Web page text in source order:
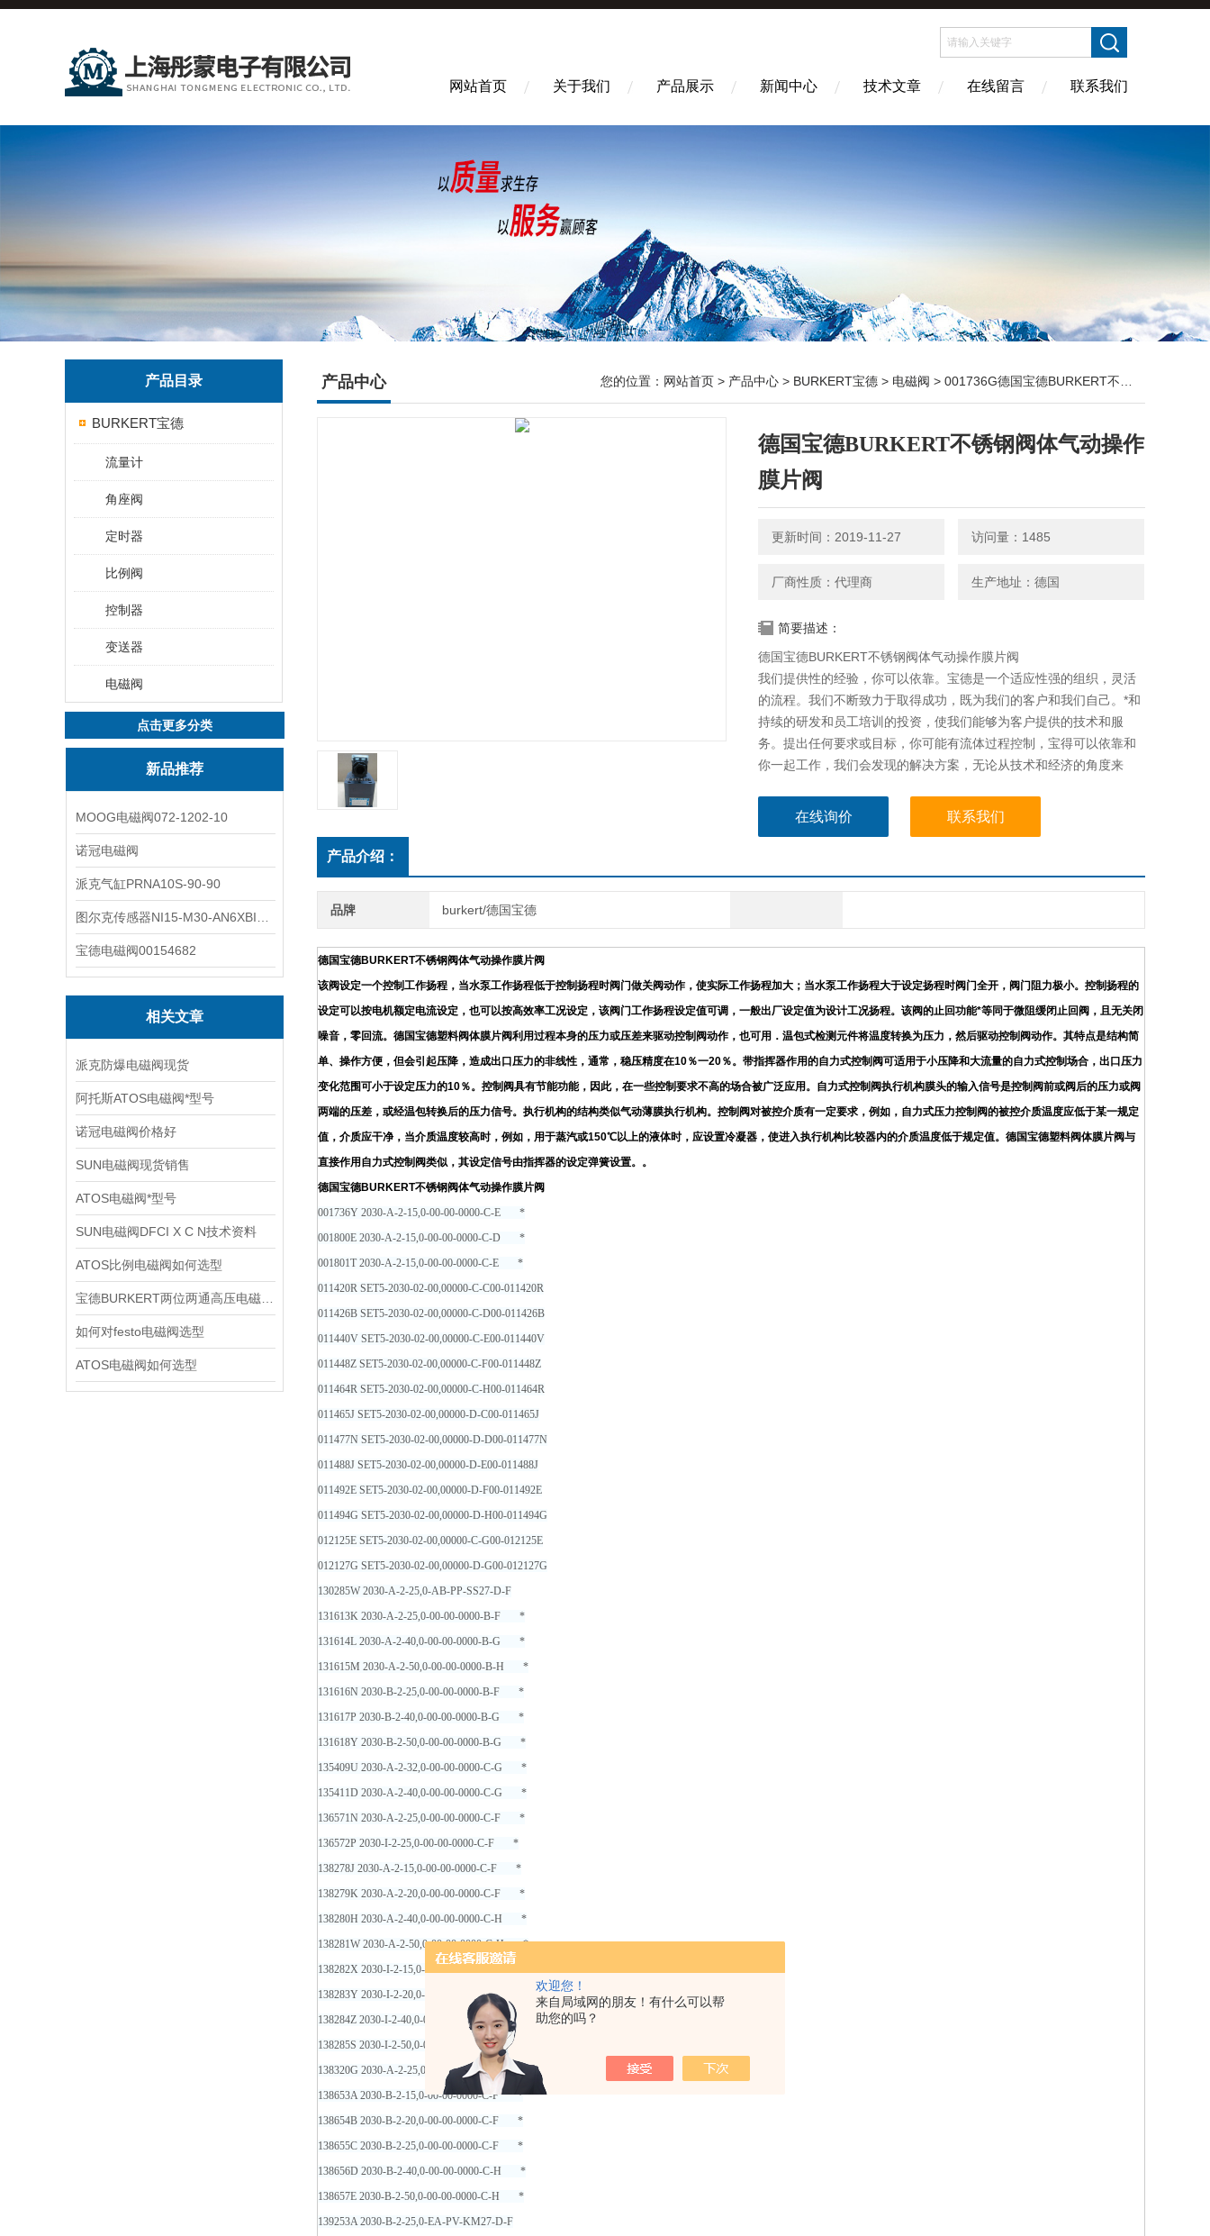
欢迎您！
来自局域网的朋友！有什么可以帮
助您的吗？
网站首页 关于我们 产品展示 新闻中心 技术文章 在线留言 联系我们
产品目录
BURKERT宝德
流量计
角座阀
定时器
比例阀
控制器
变送器
电磁阀
点击更多分类
新品推荐
MOOG电磁阀072-1202-10
诺冠电磁阀
派克气缸PRNA10S-90-90
宝德电磁阀00154682
相关文章
派克防爆电磁阀现货
阿托斯ATOS电磁阀*型号
诺冠电磁阀价格好
SUN电磁阀现货销售
ATOS电磁阀*型号
SUN电磁阀DFCI X C N技术资料
ATOS比例电磁阀如何选型
如何对festo电磁阀选型
ATOS电磁阀如何选型
产品中心 您的位置： 网站首页 > 产品中心 > BURKERT宝德 > 电磁阀 > 001736G德国宝德BURKERT不锈钢阀体气动操作膜片阀
德国宝德BURKERT不锈钢阀体气动操作
膜片阀
更新时间：2019-11-27 访问量：1485
厂商性质：代理商 生产地址：德国
简要描述：
德国宝德BURKERT不锈钢阀体气动操作膜片阀
我们提供性的经验，你可以依靠。宝德是一个适应性强的组织，灵活
的流程。我们不断致力于取得成功，既为我们的客户和我们自己。*和
持续的研发和员工培训的投资，使我们能够为客户提供的技术和服
务。提出任何要求或目标，你可能有流体过程控制，宝得可以依靠和
你一起工作，我们会发现的解决方案，无论从技术和经济的角度来
在线询价 联系我们
产品介绍：
品牌 burkert/德国宝德
德国宝德BURKERT不锈钢阀体气动操作膜片阀
该阀设定一个控制工作扬程，当水泵工作扬程低于控制扬程时阀门做关阀动作，使实际工作扬程加大；当水泵工作扬程大于设定扬程时阀门全开，阀门阻力极小。控制扬程的
设定可以按电机额定电流设定，也可以按高效率工况设定，该阀门工作扬程设定值可调，一般出厂设定值为设计工况扬程。该阀的止回功能*等同于微阻缓闭止回阀，且无关闭
噪音，零回流。德国宝德塑料阀体膜片阀利用过程本身的压力或压差来驱动控制阀动作，也可用．温包式检测元件将温度转换为压力，然后驱动控制阀动作。其特点是结构简
单、操作方便，但会引起压降，造成出口压力的非线性，通常，稳压精度在10％一20％。带指挥器作用的自力式控制阀可适用于小压降和大流量的自力式控制场合，出口压力
变化范围可小于设定压力的10％。控制阀具有节能功能，因此，在一些控制要求不高的场合被广泛应用。自力式控制阀执行机构膜头的输入信号是控制阀前或阀后的压力或阀
两端的压差，或经温包转换后的压力信号。执行机构的结构类似气动薄膜执行机构。控制阀对被控介质有一定要求，例如，自力式压力控制阀的被控介质温度应低于某一规定
值，介质应干净，当介质温度较高时，例如，用于蒸汽或150℃以上的液体时，应设置冷凝器，使进入执行机构比较器内的介质温度低于规定值。德国宝德塑料阀体膜片阀与
直接作用自力式控制阀类似，其设定信号由指挥器的设定弹簧设置。。
德国宝德BURKERT不锈钢阀体气动操作膜片阀
001736Y 2030-A-2-15,0-00-00-0000-C-E *
001800E 2030-A-2-15,0-00-00-0000-C-D *
001801T 2030-A-2-15,0-00-00-0000-C-E *
011420R SET5-2030-02-00,00000-C-C00-011420R
011426B SET5-2030-02-00,00000-C-D00-011426B
011440V SET5-2030-02-00,00000-C-E00-011440V
011448Z SET5-2030-02-00,00000-C-F00-011448Z
011464R SET5-2030-02-00,00000-C-H00-011464R
011465J SET5-2030-02-00,00000-D-C00-011465J
011477N SET5-2030-02-00,00000-D-D00-011477N
011488J SET5-2030-02-00,00000-D-E00-011488J
011492E SET5-2030-02-00,00000-D-F00-011492E
011494G SET5-2030-02-00,00000-D-H00-011494G
012125E SET5-2030-02-00,00000-C-G00-012125E
012127G SET5-2030-02-00,00000-D-G00-012127G
130285W 2030-A-2-25,0-AB-PP-SS27-D-F
131613K 2030-A-2-25,0-00-00-0000-B-F *
131614L 2030-A-2-40,0-00-00-0000-B-G *
131615M 2030-A-2-50,0-00-00-0000-B-H *
131616N 2030-B-2-25,0-00-00-0000-B-F *
131617P 2030-B-2-40,0-00-00-0000-B-G *
131618Y 2030-B-2-50,0-00-00-0000-B-G *
135409U 2030-A-2-32,0-00-00-0000-C-G *
135411D 2030-A-2-40,0-00-00-0000-C-G *
136571N 2030-A-2-25,0-00-00-0000-C-F *
136572P 2030-I-2-25,0-00-00-0000-C-F *
138278J 2030-A-2-15,0-00-00-0000-C-F *
138279K 2030-A-2-20,0-00-00-0000-C-F *
138280H 2030-A-2-40,0-00-00-0000-C-H *
138281W 2030-A-2-50,0-00-00-0000-C-H *
138282X 2030-I-2-15,0-00-00-0000-C-F *
138283Y 2030-I-2-20,0-00-00-0000-C-F *
138284Z 2030-I-2-40,0-00-00-0000-C-H *
138285S 2030-I-2-50,0-00-00-0000-C-H *
138320G 2030-A-2-25,0-EA-PV-KM27-D-F
138653A 2030-B-2-15,0-00-00-0000-C-F *
138654B 2030-B-2-20,0-00-00-0000-C-F *
138655C 2030-B-2-25,0-00-00-0000-C-F *
138656D 2030-B-2-40,0-00-00-0000-C-H *
138657E 2030-B-2-50,0-00-00-0000-C-H *
139253A 2030-B-2-25,0-EA-PV-KM27-D-F